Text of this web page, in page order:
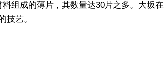
组成的薄片，其数量达30片之多。大坂在
技艺。